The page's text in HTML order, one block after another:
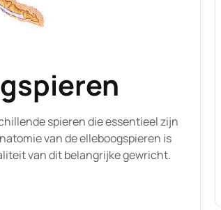
spieren die essentieel zijn
van de elleboogspieren is
van dit belangrijke gewricht.